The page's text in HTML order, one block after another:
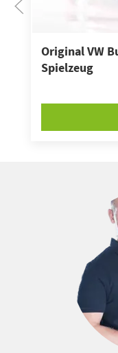
Original VW
Spielzeug